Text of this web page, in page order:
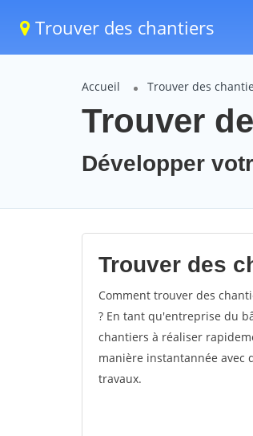
Trouver des chantiers
Accueil Trouver des
Trouver
Développer
Trouver des
Comment trouver des
? En tant qu'entreprise du
chantiers à réaliser
manière instantannée avec
travaux.